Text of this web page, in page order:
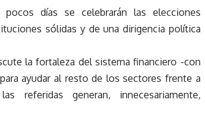
días se celebrarán las elecciones
sólidas y de una dirigencia política
la fortaleza del sistema financiero -con
ayudar al resto de los sectores frente a
referidas generan, innecesariamente,